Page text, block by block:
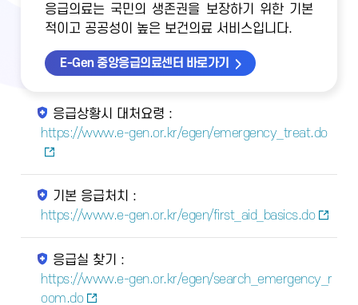
응급의료는 국민의 생존권을 보장하기 위한 기본
적이고 공공성이 높은 보건의료 서비스입니다.
E-Gen 중앙응급의료센터 바로가기
응급상황시 대처요령 :
https://www.e-gen.or.kr/egen/emergency_treat.do
기본 응급처치 :
https://www.e-gen.or.kr/egen/first_aid_basics.do
응급실 찾기 :
https://www.e-gen.or.kr/egen/search_emergency_r
oom.do